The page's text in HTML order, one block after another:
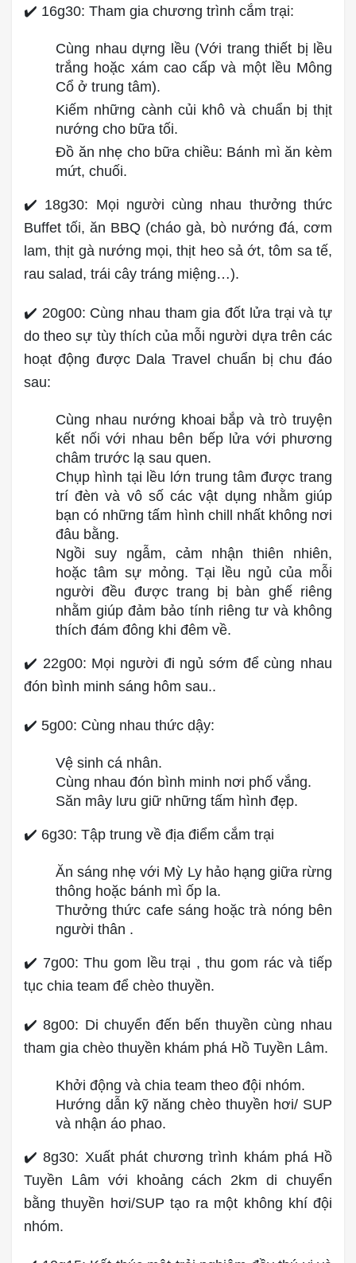
✔️ 16g30: Tham gia chương trình cắm trại:
Cùng nhau dựng lều (Với trang thiết bị lều
trắng hoặc xám cao cấp và một lều Mông
Cổ ở trung tâm).
Kiếm những cành củi khô và chuẩn bị thịt
nướng cho bữa tối.
Đồ ăn nhẹ cho bữa chiều: Bánh mì ăn kèm
mứt, chuối.
✔️ 18g30: Mọi người cùng nhau thưởng thức
Buffet tối, ăn BBQ (cháo gà, bò nướng đá, cơm
lam, thịt gà nướng mọi, thịt heo sả ớt, tôm sa tế,
rau salad, trái cây tráng miệng…).
✔️ 20g00: Cùng nhau tham gia đốt lửa trại và tự
do theo sự tùy thích của mỗi người dựa trên các
hoạt động được Dala Travel chuẩn bị chu đáo
sau:
Cùng nhau nướng khoai bắp và trò truyện
kết nối với nhau bên bếp lửa với phương
châm trước lạ sau quen.
Chụp hình tại lều lớn trung tâm được trang
trí đèn và vô số các vật dụng nhằm giúp
bạn có những tấm hình chill nhất không nơi
đâu bằng.
Ngồi suy ngẫm, cảm nhận thiên nhiên,
hoặc tâm sự mỏng. Tại lều ngủ của mỗi
người đều được trang bị bàn ghế riêng
nhằm giúp đảm bảo tính riêng tư và không
thích đám đông khi đêm về.
✔️ 22g00: Mọi người đi ngủ sớm để cùng nhau
đón bình minh sáng hôm sau..
✔️ 5g00: Cùng nhau thức dậy:
Vệ sinh cá nhân.
Cùng nhau đón bình minh nơi phố vắng.
Săn mây lưu giữ những tấm hình đẹp.
✔️ 6g30: Tập trung về địa điểm cắm trại
Ăn sáng nhẹ với Mỳ Ly hảo hạng giữa rừng
thông hoặc bánh mì ốp la.
Thưởng thức cafe sáng hoặc trà nóng bên
người thân .
✔️ 7g00: Thu gom lều trại , thu gom rác và tiếp
tục chia team để chèo thuyền.
✔️ 8g00: Di chuyển đến bến thuyền cùng nhau
tham gia chèo thuyền khám phá Hồ Tuyền Lâm.
Khởi động và chia team theo đội nhóm.
Hướng dẫn kỹ năng chèo thuyền hơi/ SUP
và nhận áo phao.
✔️ 8g30: Xuất phát chương trình khám phá Hồ
Tuyền Lâm với khoảng cách 2km di chuyển
bằng thuyền hơi/SUP tạo ra một không khí đội
nhóm.